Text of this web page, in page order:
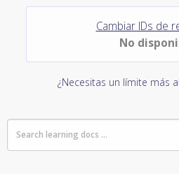
Cambiar IDs de
No
¿Necesitas un límite más